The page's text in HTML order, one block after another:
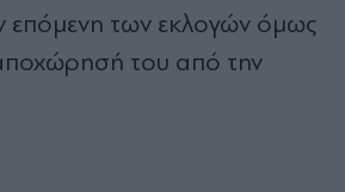
επόμενη των εκλογών όμως
του από την